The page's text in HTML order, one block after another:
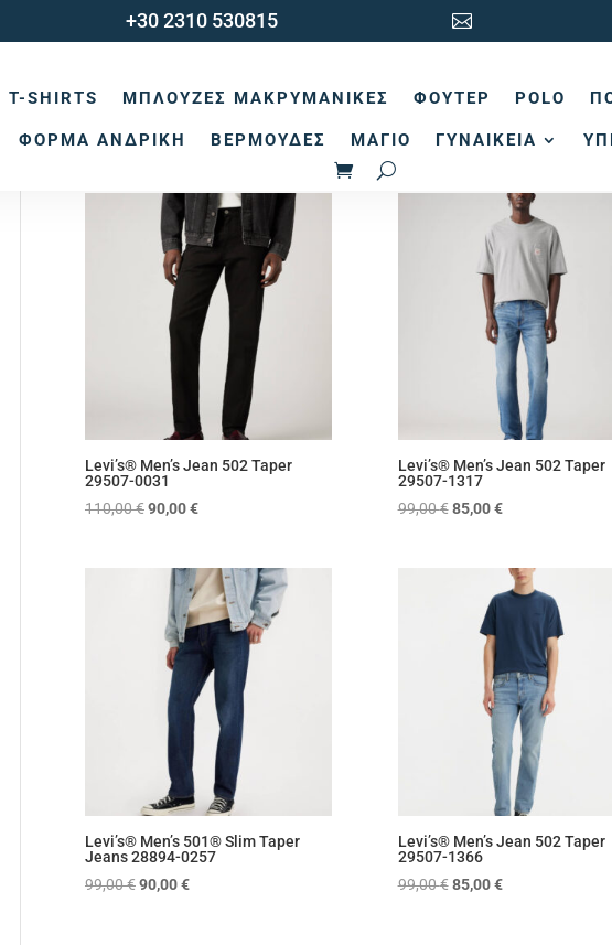
+30 2310 530815 
T-SHIRTS ΜΠΛΟΎΖΕΣ ΜΑΚΡΥΜΆΝΙΚΕΣ ΦΟΎΤΕΡ POLO
ΦΌΡΜΑ ΑΝΔΡΙΚΉ ΒΕΡΜΟΎΔΕΣ ΜΑΓΙΌ ΓΥΝΑΙΚΕΊΑ
Προβάλλονται όλα - 5 αποτελέσματα Sorted
Levi’s® Men’s Jean 502 Taper
29507-0031
110,00€Original
110,00 €.
90,00€Η
είναι:
90,00 €.
Levi’s® Men’s Jean 502 Taper
29507-1317
99,00€ Original
85,00€Η
είναι:
85,00 €.
Levi’s® Men’s 501® Slim Taper
Jeans 28894-0257
99,00€Original
90,00€Η
Levi’s® Men’s Jean 502 Taper
29507-1366
99,00€ Original
85,00€Η